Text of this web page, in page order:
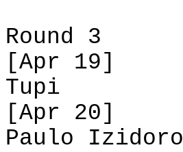
Round 3
[Apr 19]
Tupi
[Apr 20]
Paulo Izidoro